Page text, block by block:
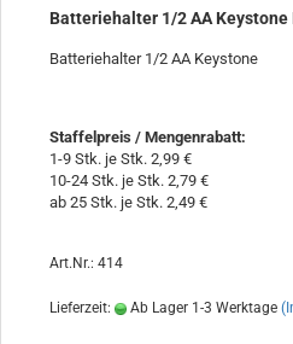
Batteriehalter 1/2 AA Keystone
Batteriehalter 1/2 AA Keystone
Staffelpreis / Mengenrabatt:
1-9 Stk. je Stk. 2,99 €
10-24 Stk. je Stk. 2,79 €
ab 25 Stk. je Stk. 2,49 €
Art.Nr.: 414
Lieferzeit: Ab Lager 1-3 Werktage